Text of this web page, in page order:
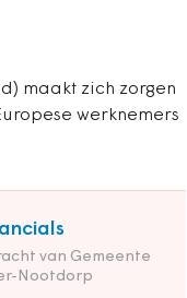
maakt zich zorgen
werknemers
van Gemeente
Nootdorp